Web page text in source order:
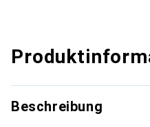
Beschreibung